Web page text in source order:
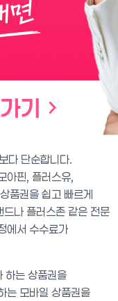
다 단순합니다.
아핀, 플러스유,
품권을 쉽고 빠르게
나 플러스존 같은 전문
에서 수수료가
하는 상품권을
는 모바일 상품권을